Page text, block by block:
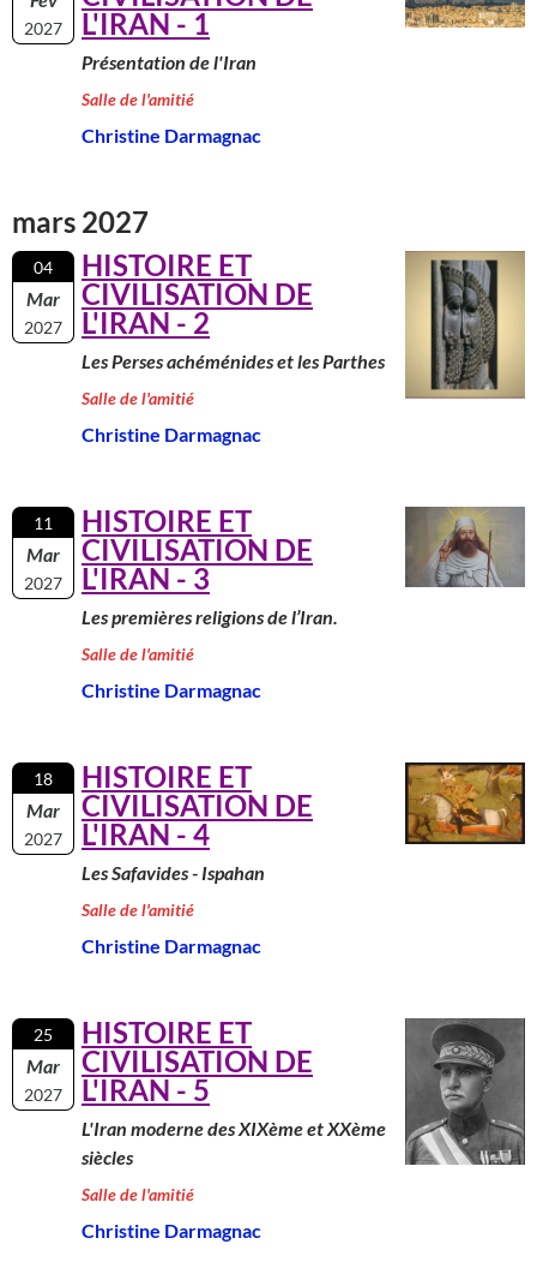
2027
L'IRAN - 1
Présentation de l'Iran
Salle de l'amitié
Christine Darmagnac
mars 2027
04
Mar
2027
HISTOIRE ET
CIVILISATION DE
L'IRAN - 2
Les Perses achéménides et les Parthes
Salle de l'amitié
Christine Darmagnac
11
Mar
2027
HISTOIRE ET
CIVILISATION DE
L'IRAN - 3
Les premières religions de l’Iran.
Salle de l'amitié
Christine Darmagnac
18
Mar
2027
HISTOIRE ET
CIVILISATION DE
L'IRAN - 4
Les Safavides - Ispahan
Salle de l'amitié
Christine Darmagnac
25
Mar
2027
HISTOIRE ET
CIVILISATION DE
L'IRAN - 5
L'Iran moderne des XIXème et XXème
siècles
Salle de l'amitié
Christine Darmagnac